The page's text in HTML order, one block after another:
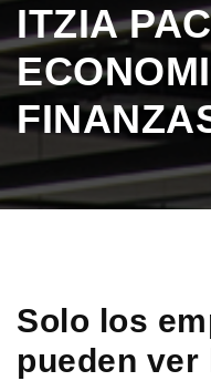
ITZIA
Solo los
pueden